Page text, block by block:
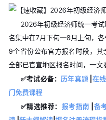
2026年初级经济师统一考
名集中在7月下旬—8月上旬，
9个省份公布官方报名时段，
全部已官宣地区报名时间，一文
✅考试必备： 历年真题 在
门免费课程
✅精选推荐： 报考指南 备